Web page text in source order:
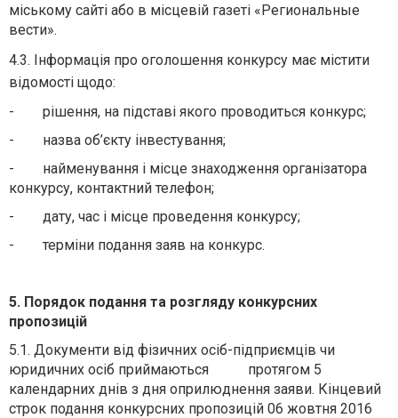
міському сайті або в місцевій газеті «Региональные
вести».
4.3. Інформація про оголошення конкурсу має містити
відомості щодо:
- рішення, на підставі якого проводиться конкурс;
- назва об’єкту інвестування;
- найменування і місце знаходження організатора
конкурсу, контактний телефон;
- дату, час і місце проведення конкурсу;
- терміни подання заяв на конкурс.
5. Порядок подання та розгляду конкурсних
пропозицій
5.1. Документи від фізичних осіб-підприємців чи
юридичних осіб приймаються протягом 5
календарних днів з дня оприлюднення заяви. Кінцевий
строк подання конкурсних пропозицій 06 жовтня 2016